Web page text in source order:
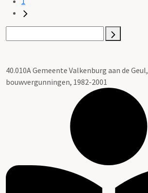
40.010A Gemeente Valkenburg aan de Geul,
bouwvergunningen, 1982-2001